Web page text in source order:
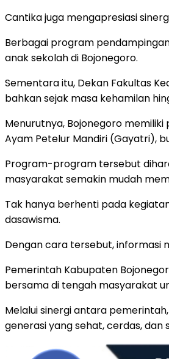
Cantika juga mengapresiasi
Berbagai program
anak sekolah di Bojonegoro.
Sementara itu, Dekan Fakultas
bahkan sejak masa kehamilan
Menurutnya, Bojonegoro
Ayam Petelur Mandiri (Gayatri),
Program-program tersebut
masyarakat semakin mudah
Tak hanya berhenti pada
dasawisma.
Dengan cara tersebut, informasi
Pemerintah Kabupaten
bersama di tengah masyarakat
Melalui sinergi antara
generasi yang sehat, cerdas, dan